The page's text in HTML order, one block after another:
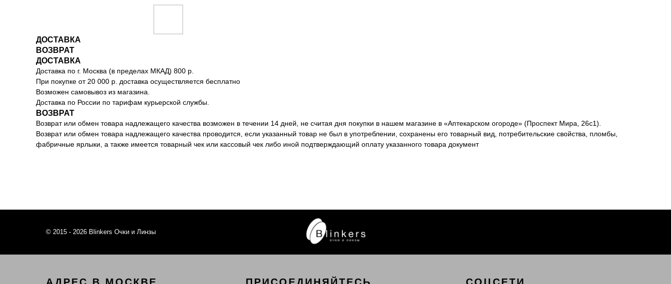
ДОСТАВКА
ВОЗВРАТ
ДОСТАВКА
Доставка по г. Москва (в пределах МКАД) 800 р.
При покупке от 20 000 р. доставка осуществляется бесплатно
Возможен самовывоз из магазина.
Доставка по России по тарифам курьерской службы.
ВОЗВРАТ
Возврат или обмен товара надлежащего качества возможен в течении 14 дней, не считая дня покупки в нашем магазине в «Аптекарском огороде» (Проспект Мира, 26с1).
Возврат или обмен товара надлежащего качества проводится, если указанный товар не был в употреблении, сохранены его товарный вид, потребительские свойства, пломбы,
фабричные ярлыки, а также имеется товарный чек или кассовый чек либо иной подтверждающий оплату указанного товара документ
© 2015 - 2026 Blinkers Очки и Линзы